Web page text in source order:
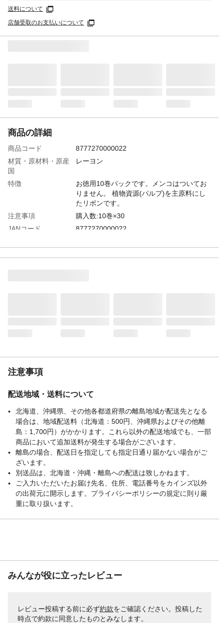
送料について
店舗受取のお支払いについて
商品の詳細
商品コード
8777270000022
材質・原材料・原産
国
レーヨン
特徴
お徳用10巻パックです。メンコはついてお
りません。 植物資源(パルプ)を主原料にし
たリボンです。
注意事項
購入数:10巻×30
JANコード
8777270000022
注意事項
配送地域・送料について
北海道、沖縄県、その他各都道府県の離島地域が配送先となる
場合は、地域配送料（北海道：500円、沖縄県およびその他離
島：1,700円）がかかります。これら以外の配送地域でも、一部
商品において追加送料が発生する場合がございます。
離島の場合、配送日を指定しても指定日通り届かない場合がご
ざいます。
別送品は、北海道・沖縄・離島への配送は致しかねます。
ご入力いただいたお届け先名、住所、電話番号をカインズ以外
の出荷元に開示します。プライバシーポリシーの規定に則り厳
重に取り扱います。
みんなが役に立ったレビュー
レビュー投稿する前に必ず約款をご確認ください。投稿した
時点で約款に同意したものとみなします。